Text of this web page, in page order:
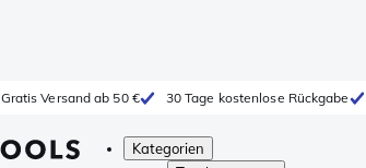
Gratis Versand ab 50 € 30 Tage kostenlose Rückgabe
Kategorien